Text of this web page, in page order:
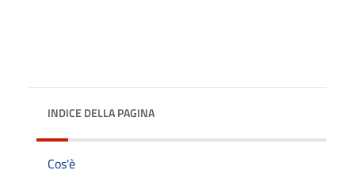
INDICE DELLA PAGINA
Cos'è